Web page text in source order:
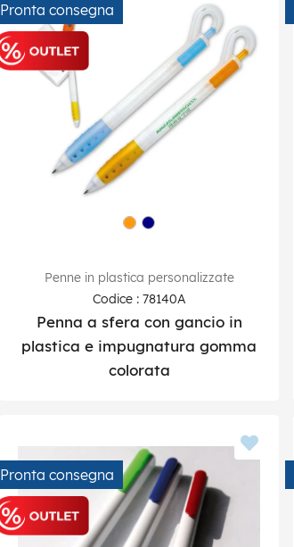
Pronta consegna
Penne in plastica personalizzate
Codice : 78140A
Penna a sfera con gancio in
plastica e impugnatura gomma
colorata
Pronta consegna